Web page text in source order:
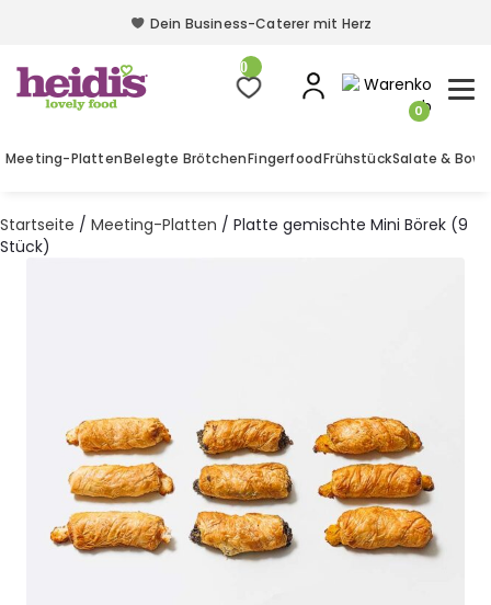
Dein Business-Caterer mit Herz
Dein Business-Caterer mit Herz
0
0
Meeting-PlattenBelegte BrötchenFingerfoodFrühstückSalate &
Startseite / Meeting-Platten / Platte gemischte Mini Börek (9
Stück)